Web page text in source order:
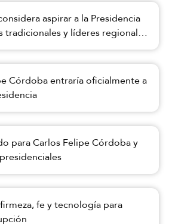
aspirar a la Presidencia
tradicionales y líderes regionales
Córdoba entraría oficialmente a
para Carlos Felipe Córdoba y
fe y tecnología para